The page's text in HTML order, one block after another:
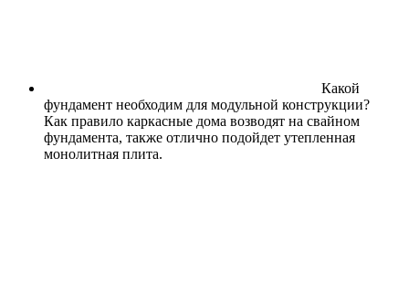
Какой
фундамент необходим для модульной конструкции?
Как правило каркасные дома возводят на свайном
фундамента, также отлично подойдет утепленная
монолитная плита.